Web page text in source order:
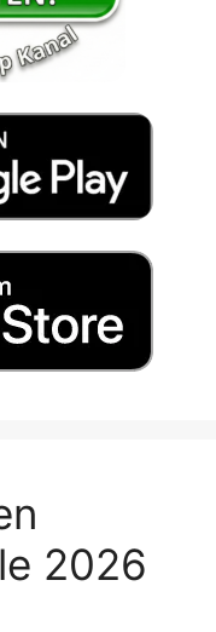
2026